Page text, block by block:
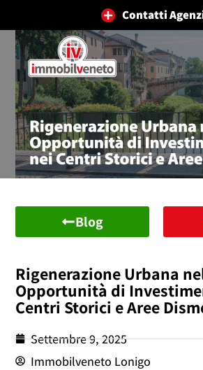
Contatti
Blog
Rigenerazione Urbana
Opportunità di
Centri Storici e Aree
Settembre 9, 2025
Immobilveneto Lonigo